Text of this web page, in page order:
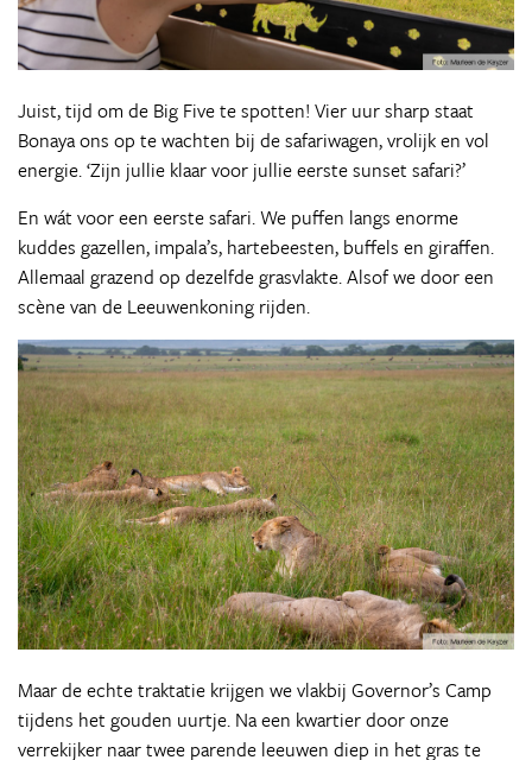
Juist, tijd om de Big Five te spotten! Vier uur sharp staat
Bonaya ons op te wachten bij de safariwagen, vrolijk en vol
energie. ‘Zijn jullie klaar voor jullie eerste sunset safari?’
En wát voor een eerste safari. We puffen langs enorme
kuddes gazellen, impala’s, hartebeesten, buffels en giraffen.
Allemaal grazend op dezelfde grasvlakte. Alsof we door een
scène van de Leeuwenkoning rijden.
Maar de echte traktatie krijgen we vlakbij Governor’s Camp
tijdens het gouden uurtje. Na een kwartier door onze
verrekijker naar twee parende leeuwen diep in het gras te